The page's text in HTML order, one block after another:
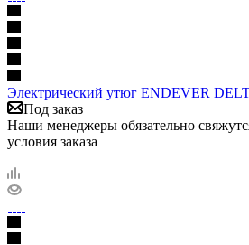
Электрический утюг ENDEVER
Под заказ
Наши менеджеры обязательно
условия заказа